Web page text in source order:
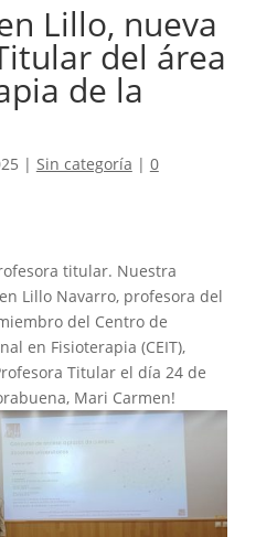
Lillo, nueva
del área
de la
| Sin categoría | 0
titular. Nuestra
Lillo Navarro, profesora del
del Centro de
en Fisioterapia (CEIT),
Titular el día 24 de
Mari Carmen!